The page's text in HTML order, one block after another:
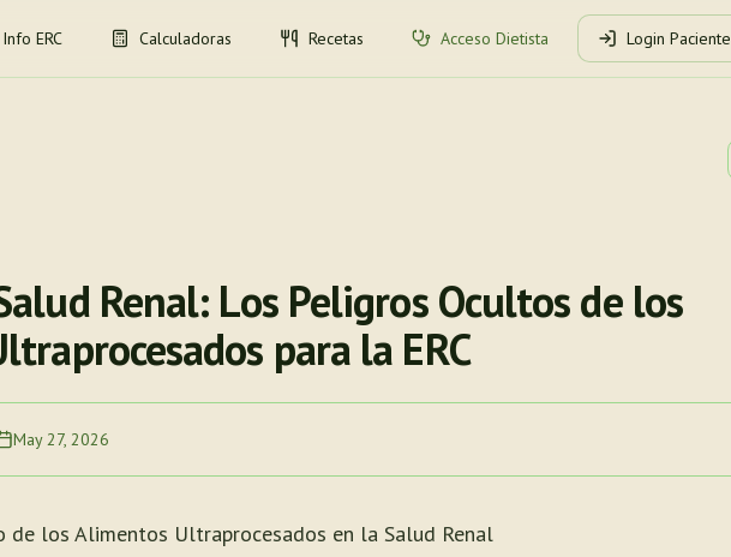
Info ERC Calculadoras Recetas Acceso Dietista Login Paciente
Renal: Los Peligros Ocultos de los
para la ERC
May 27, 2026
de los Alimentos Ultraprocesados en la Salud Renal